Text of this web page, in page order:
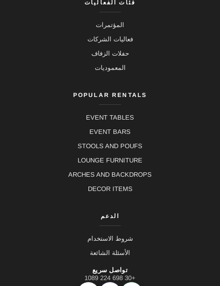
فئات الفعاليات
المؤتمرات
فعاليات الشركات
حفلات الزفاف
المعموديات
POPULAR RENTALS
EVENT TABLES
EVENT BARS
STOOLS AND POUFS
LOUNGE FURNITURE
ARCHES AND BACKDROPS
DECOR ITEMS
الدعم
شروط الاستخدام
الأسئلة الشائعة
تواصل سريع
+30 698 224 1089